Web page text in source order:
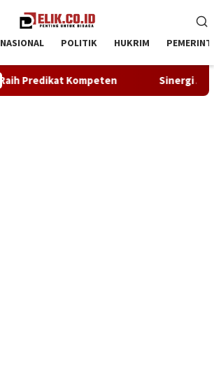
NASIONAL POLITIK HUKRIM
Sinergi ASOKA Bersama KADIN Karawang